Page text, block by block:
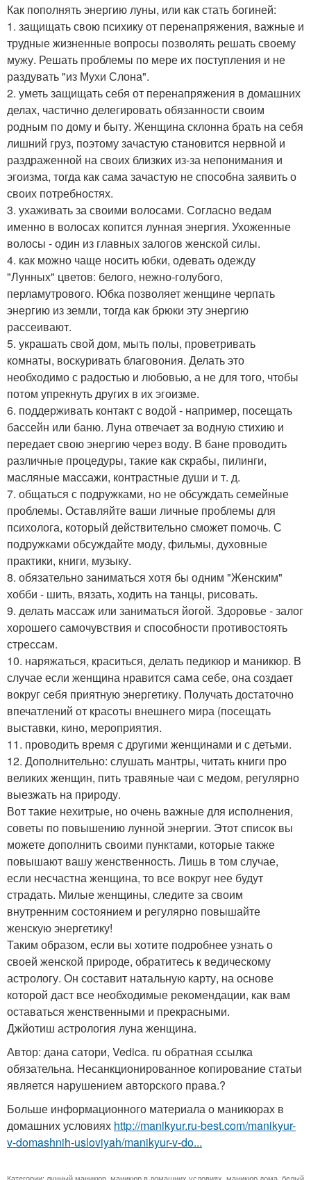
Как пополнять энергию луны, или как стать богиней:
1. защищать свою психику от перенапряжения, важные и
трудные жизненные вопросы позволять решать своему
мужу. Решать проблемы по мере их поступления и не
раздувать "из Мухи Слона".
2. уметь защищать себя от перенапряжения в домашних
делах, частично делегировать обязанности своим
родным по дому и быту. Женщина склонна брать на себя
лишний груз, поэтому зачастую становится нервной и
раздраженной на своих близких из-за непонимания и
эгоизма, тогда как сама зачастую не способна заявить о
своих потребностях.
3. ухаживать за своими волосами. Согласно ведам
именно в волосах копится лунная энергия. Ухоженные
волосы - один из главных залогов женской силы.
4. как можно чаще носить юбки, одевать одежду
"Лунных" цветов: белого, нежно-голубого,
перламутрового. Юбка позволяет женщине черпать
энергию из земли, тогда как брюки эту энергию
рассеивают.
5. украшать свой дом, мыть полы, проветривать
комнаты, воскуривать благовония. Делать это
необходимо с радостью и любовью, а не для того, чтобы
потом упрекнуть других в их эгоизме.
6. поддерживать контакт с водой - например, посещать
бассейн или баню. Луна отвечает за водную стихию и
передает свою энергию через воду. В бане проводить
различные процедуры, такие как скрабы, пилинги,
масляные массажи, контрастные души и т. д.
7. общаться с подружками, но не обсуждать семейные
проблемы. Оставляйте ваши личные проблемы для
психолога, который действительно сможет помочь. С
подружками обсуждайте моду, фильмы, духовные
практики, книги, музыку.
8. обязательно заниматься хотя бы одним "Женским"
хобби - шить, вязать, ходить на танцы, рисовать.
9. делать массаж или заниматься йогой. Здоровье - залог
хорошего самочувствия и способности противостоять
стрессам.
10. наряжаться, краситься, делать педикюр и маникюр. В
случае если женщина нравится сама себе, она создает
вокруг себя приятную энергетику. Получать достаточно
впечатлений от красоты внешнего мира (посещать
выставки, кино, мероприятия.
11. проводить время с другими женщинами и с детьми.
12. Дополнительно: слушать мантры, читать книги про
великих женщин, пить травяные чаи с медом, регулярно
выезжать на природу.
Вот такие нехитрые, но очень важные для исполнения,
советы по повышению лунной энергии. Этот список вы
можете дополнить своими пунктами, которые также
повышают вашу женственность. Лишь в том случае,
если несчастна женщина, то все вокруг нее будут
страдать. Милые женщины, следите за своим
внутренним состоянием и регулярно повышайте
женскую энергетику!
Таким образом, если вы хотите подробнее узнать о
своей женской природе, обратитесь к ведическому
астрологу. Он составит натальную карту, на основе
которой даст все необходимые рекомендации, как вам
оставаться женственными и прекрасными.
Джйотиш астрология луна женщина.
Автор: дана сатори, Vedica. ru обратная ссылка
обязательна. Несанкционированное копирование статьи
является нарушением авторского права.?
Больше информационного материала о маникюрах в
домашних условиях http://manikyur.ru-best.com/manikyur-
v-domashnih-usloviyah/manikyur-v-do...
Категории: лунный маникюр маникюр в домашних условиях маникюр дома белый